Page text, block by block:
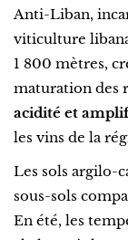
Anti-Liban,
viticulture
1 800 mètres,
maturation des
acidité et
les vins de la
Les sols argilo-
sous-sols
En été, les